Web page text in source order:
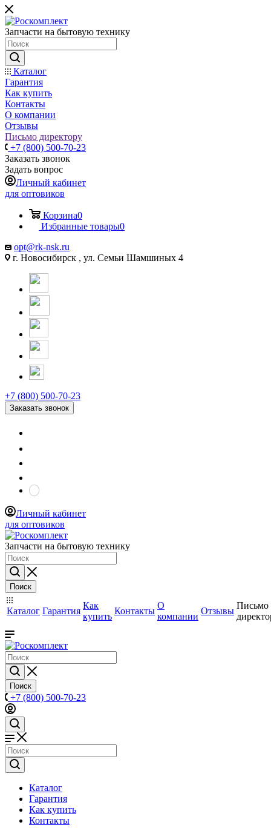
Запчасти на бытовую технику
Каталог
Гарантия
Как купить
Контакты
О компании
Отзывы
Письмо директору
+7 (800) 500-70-23
Заказать звонок
Задать вопрос
Личный кабинет
для оптовиков
Корзина0
Избранные товары0
opt@rk-nsk.ru
г. Новосибирск , ул. Семьи Шамшиных 4
+7 (800) 500-70-23
Заказать звонок
Личный кабинет
для оптовиков
Запчасти на бытовую технику
Поиск
Каталог Гарантия
Как
купить
Контакты
О
компании
Отзывы
Письмо
Поиск
+7 (800) 500-70-23
Каталог
Гарантия
Как купить
Контакты